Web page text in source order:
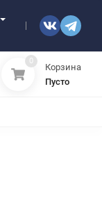
0
Корзина
Пусто